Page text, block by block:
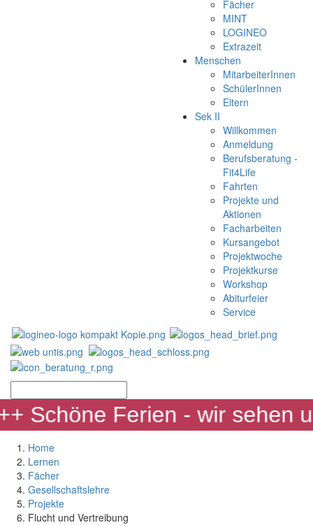
Fächer
MINT
LOGINEO
Extrazeit
Menschen
MitarbeiterInnen
SchülerInnen
Eltern
Sek II
Willkommen
Anmeldung
Berufsberatung -
Fit4Life
Fahrten
Projekte und
Aktionen
Facharbeiten
Kursangebot
Projektwoche
Projektkurse
Workshop
Abiturfeier
Service
Schöne Ferien - wir sehen
Home
Lernen
Fächer
Gesellschaftslehre
Projekte
Flucht und Vertreibung